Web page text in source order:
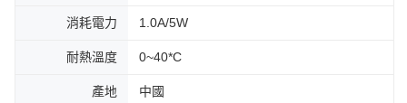
消耗電力 1.0A/5W
耐熱溫度 0~40*C
產地 中國